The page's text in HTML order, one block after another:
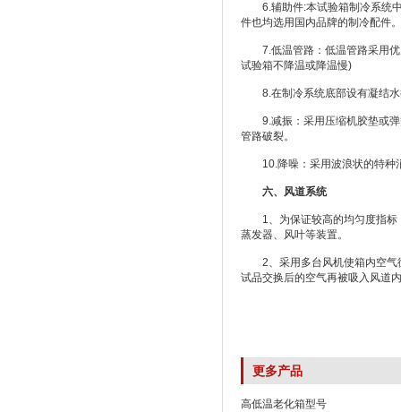
6.辅助件:本试验箱制冷系统中
件也均选用国内品牌的制冷配件。
7.低温管路：低温管路采用优
试验箱不降温或降温慢)
8.在制冷系统底部设有凝结水
9.减振：采用压缩机胶垫或弹
管路破裂。
10.降噪：采用波浪状的特种
六、 风道系统
1、为保证较高的均匀度指标
蒸发器、风叶等装置。
2、采用多台风机使箱内空气
试品交换后的空气再被吸入风道
更多产品
高低温老化箱型号